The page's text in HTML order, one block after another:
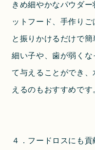
きめ細やかなパウダ
ットフード、手作り
と振りかけるだけで
細い子や、歯が弱く
て与えることができ
えるのもおすすめです
４．フードロスにも